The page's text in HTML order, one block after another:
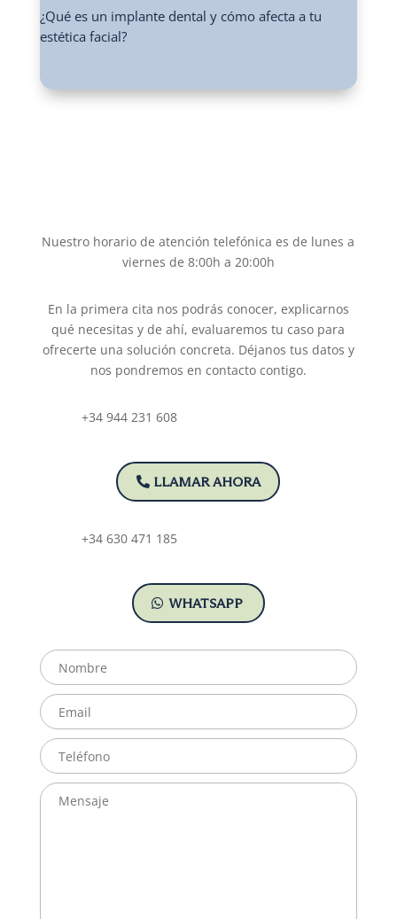
¿Qué es un implante dental y cómo afecta a tu
estética facial?
Nuestro horario de atención telefónica es de lunes a
viernes de 8:00h a 20:00h
En la primera cita nos podrás conocer, explicarnos
qué necesitas y de ahí, evaluaremos tu caso para
ofrecerte una solución concreta. Déjanos tus datos y
nos pondremos en contacto contigo.
+34 944 231 608
LLAMAR AHORA
+34 630 471 185
WHATSAPP